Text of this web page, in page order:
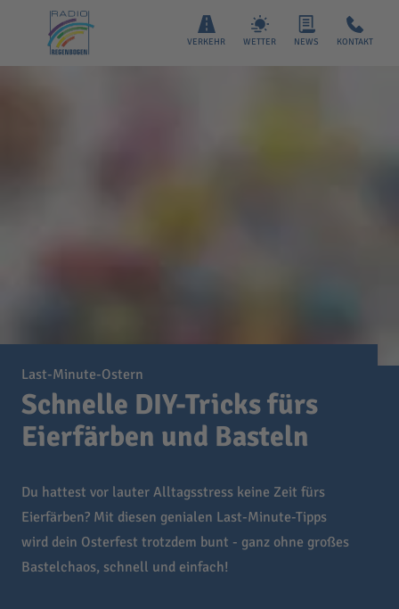
VERKEHR WETTER NEWS KONTAKT
Last-Minute-Ostern
Schnelle DIY-Tricks fürs
Eierfärben und Basteln
Du hattest vor lauter Alltagsstress keine Zeit fürs
Eierfärben? Mit diesen genialen Last-Minute-Tipps
wird dein Osterfest trotzdem bunt - ganz ohne großes
Bastelchaos, schnell und einfach!